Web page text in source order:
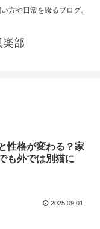
方や日常を綴るブログ。
楽部
性格が変わる？家
も外では別猫に
2025.09.01